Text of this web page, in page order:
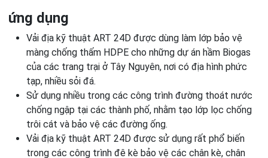
ứng dụng
Vải địa kỹ thuật ART 24D được dùng làm lớp bảo vệ
màng chống thấm HDPE cho những dự án hầm Biogas
của các trang trại ở Tây Nguyên, nơi có địa hình phức
tạp, nhiều sỏi đá.
Sử dụng nhiều trong các công trình đường thoát nước
chống ngập tại các thành phố, nhằm tạo lớp lọc chống
trôi cát và bảo vệ các đường ống.
Vải địa kỹ thuật ART 24D được sử dụng rất phổ biến
trong các công trình đê kè bảo vệ các chân kè, chân